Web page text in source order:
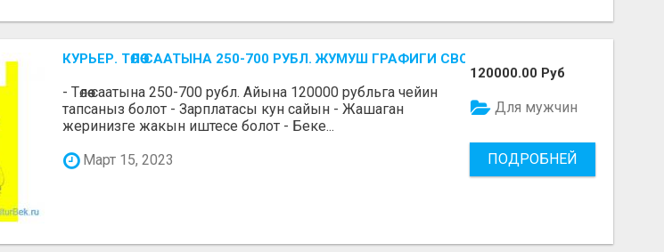
КУРЬЕР. ТӨЛӨӨ СААТЫНА 250-700 РУБЛ. ЖУМУШ ГРАФИГИ СВОБОДНЫЙ. БЕЗ ОПЫТА
- Төлөө саатына 250-700 рубл. Айына 120000 рубльга чейин
тапсаныз болот - Зарплатасы кун сайын - Жашаган
жеринизге жакын иштесе болот - Беке...
Март 15, 2023
120000.00 Руб
Для мужчин
ПОДРОБНЕЙ